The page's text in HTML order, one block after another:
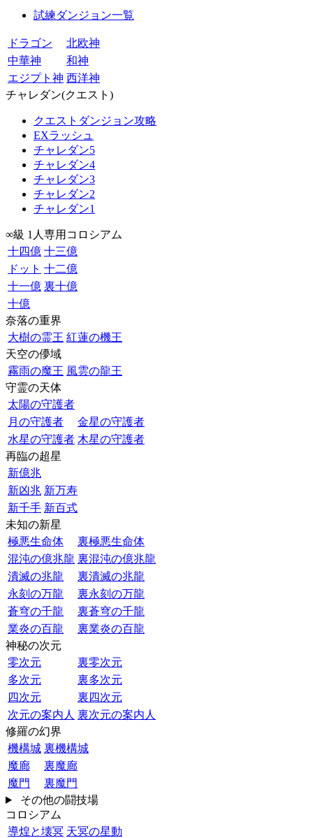
試練ダンジョン一覧
ドラゴン
北欧神
中華神
和神
エジプト神 西洋神
チャレダン(クエスト)
クエストダンジョン攻略
EXラッシュ
チャレダン5
チャレダン4
チャレダン3
チャレダン2
チャレダン1
∞級 1人専用コロシアム
十四億 十三億
ドット 十二億
十一億 裏十億
十億
奈落の重界
大樹の霊王 紅蓮の機王
天空の儚域
霧雨の魔王 風雲の龍王
守霊の天体
太陽の守護者
月の守護者
金星の守護者
水星の守護者 木星の守護者
再臨の超星
新億兆
新凶兆 新万寿
新千手 新百式
未知の新星
極悪生命体
裏極悪生命体
混沌の億兆龍 裏混沌の億兆龍
潰滅の兆龍
裏潰滅の兆龍
永刻の万龍
裏永刻の万龍
蒼穹の千龍
裏蒼穹の千龍
業炎の百龍
裏業炎の百龍
神秘の次元
零次元
裏零次元
多次元
裏多次元
四次元
裏四次元
次元の案内人 裏次元の案内人
修羅の幻界
機構城 裏機構城
魔廊
裏魔廊
魔門
裏魔門
その他の闘技場
コロシアム
導煌と壊冥 天冥の星動